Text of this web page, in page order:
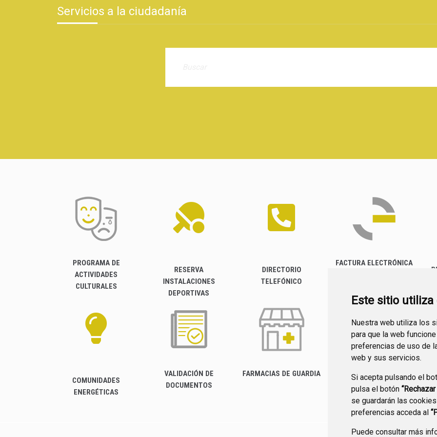
Este sitio
Nuestra web utiliza los
para que la web
preferencias de uso de
web y sus servicios.
Si acepta pulsando el
pulsa el botón
se guardarán las
preferencias acceda al
Puede consultar más
Servicios a la ciudadanía
PROGRAMA DE
ACTIVIDADES
CULTURALES
RESERVA
INSTALACIONES
DEPORTIVAS
DIRECTORIO
TELEFÓNICO
FACTURA ELECTRÓNICA
COMUNIDADES
ENERGÉTICAS
VALIDACIÓN DE
DOCUMENTOS
FARMACIAS DE GUARDIA
CANAL YOUTUBE